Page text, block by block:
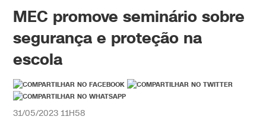
MEC promove seminário sobre
segurança e proteção na
escola
31/05/2023 11H58